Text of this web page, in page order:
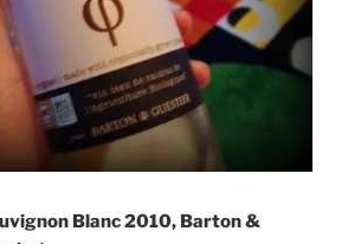
Blanc 2010, Barton &